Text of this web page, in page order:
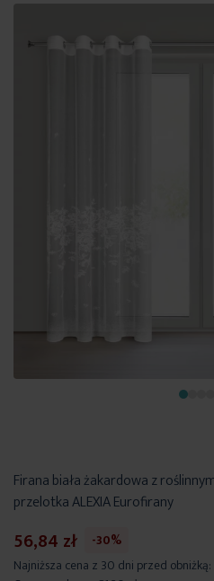
Firana biała żakardowa z
przelotka ALEXIA Eurofirany
56,84 zł
-30%
Najniższa cena z 30 dni przed obniżką: